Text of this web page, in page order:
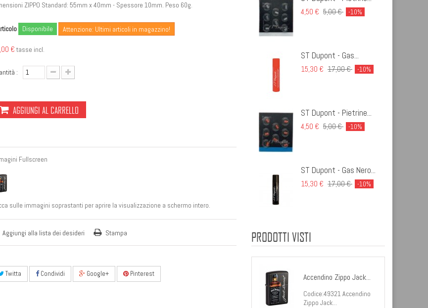
ZIPPO Standard: 55mm x 40mm - Spessore 10mm. Peso 60g.
Disponibile Attenzione: Ultimi articoli in magazzino!
€ tasse incl.
:
AGGIUNGI AL CARRELLO
Fullscreen
sulle immagini soprastanti per aprire la visualizzazione a schermo intero.
Aggiungi alla lista dei desideri Stampa
Twitta Condividi Google+ Pinterest
4,50 € 5,00 € -10%
ST Dupont - Gas...
15,30 € 17,00 € -10%
ST Dupont - Pietrine...
4,50 € 5,00 € -10%
ST Dupont - Gas Nero...
15,30 € 17,00 € -10%
PRODOTTI VISTI
Accendino Zippo Jack...
Codice:49321 Accendino
Zippo Jack...